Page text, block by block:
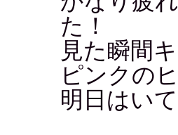
た！
見た瞬間
ピンクの
明日はい